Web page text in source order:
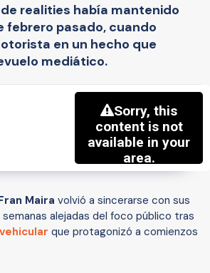
realities había mantenido
febrero pasado, cuando
en un hecho que
mediático.
Maira volvió a sincerarse con sus
alejadas del foco público tras
que protagonizó a comienzos